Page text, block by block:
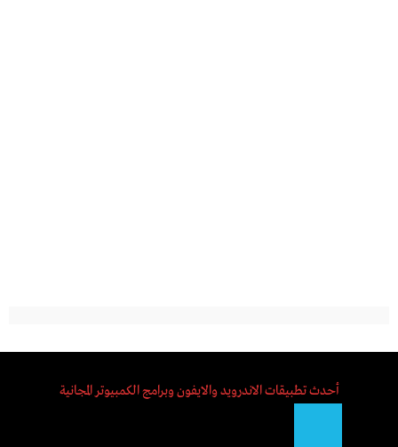
أحدث تطبيقات الاندرويد والايفون وبرامج الكمبيوتر المجانية